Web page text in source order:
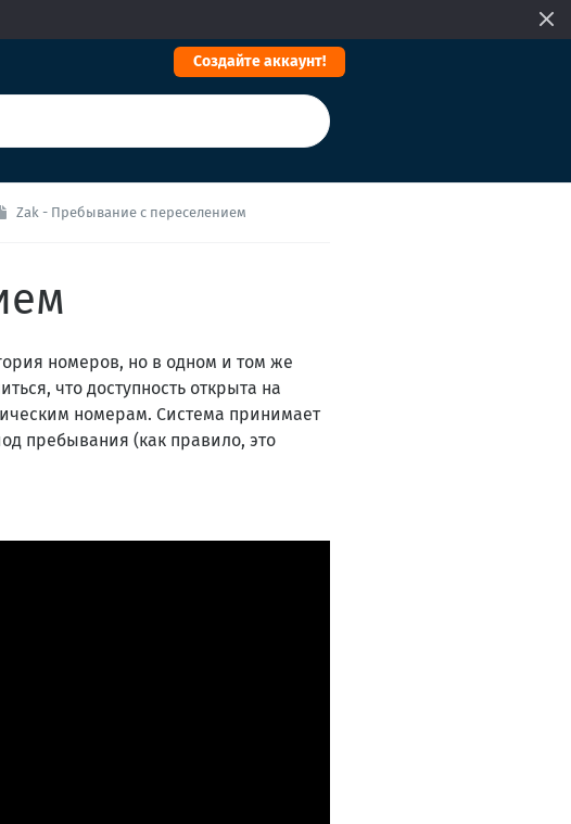
Cоздайте аккаунт!
Zak - Пребывание с переселением
номеров, но в одном и том же
что доступность открыта на
номерам. Система принимает
пребывания (как правило, это